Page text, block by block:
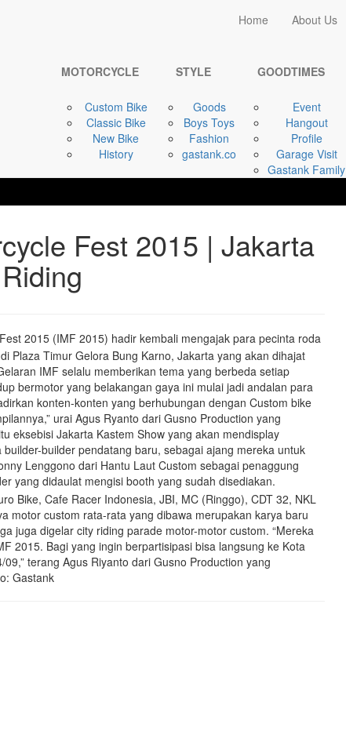
Home About Us
MOTORCYCLE
Custom Bike
Classic Bike
New Bike
History
STYLE
Goods
Boys Toys
Fashion
gastank.co
GOODTIMES
Event
Hangout
Profile
Garage Visit
Gastank Family
Home
GOODTIMES
Fest 2015 | Jakarta
2015 (IMF 2015) hadir kembali mengajak para pecinta roda
Plaza Timur Gelora Bung Karno, Jakarta yang akan dihajat
IMF selalu memberikan tema yang berbeda setiap
bermotor yang belakangan gaya ini mulai jadi andalan para
konten-konten yang berhubungan dengan Custom bike
urai Agus Ryanto dari Gusno Production yang
eksebisi Jakarta Kastem Show yang akan mendisplay
builder pendatang baru, sebagai ajang mereka untuk
Lenggono dari Hantu Laut Custom sebagai penaggung
yang didaulat mengisi booth yang sudah disediakan.
Bike, Cafe Racer Indonesia, JBI, MC (Ringgo), CDT 32, NKL
motor custom rata-rata yang dibawa merupakan karya baru
juga digelar city riding parade motor-motor custom. “Mereka
2015. Bagi yang ingin berpartisipasi bisa langsung ke Kota
terang Agus Riyanto dari Gusno Production yang
Gastank